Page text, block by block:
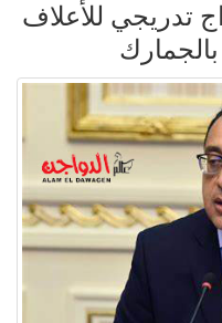
تدريجي للأعلاف
بالجمارك